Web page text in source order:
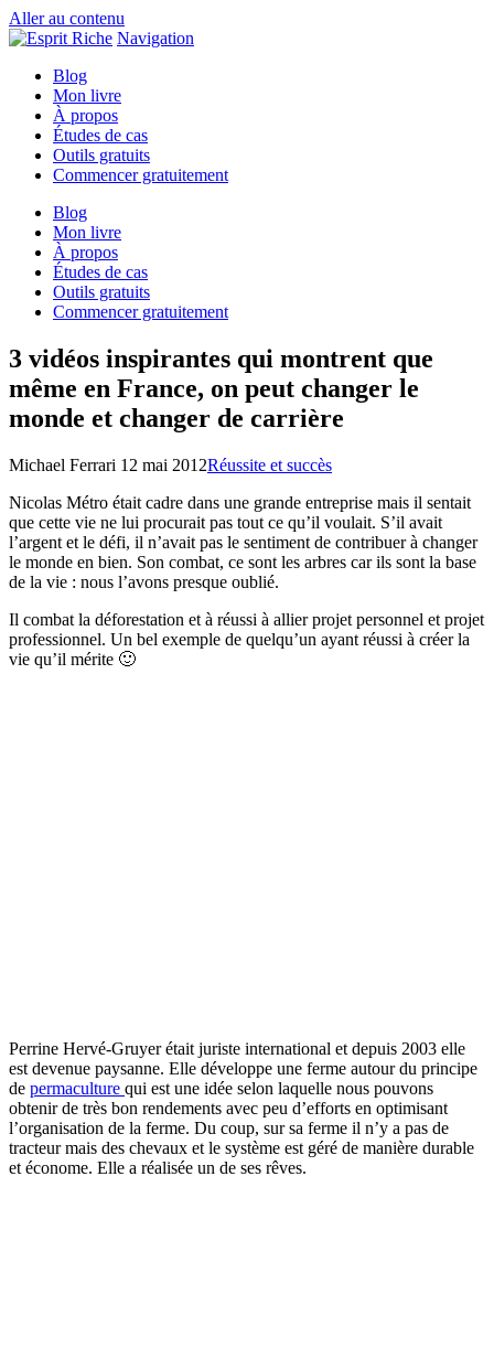
Aller au contenu
Navigation
Blog
Mon livre
À propos
Études de cas
Outils gratuits
Commencer gratuitement
Blog
Mon livre
À propos
Études de cas
Outils gratuits
Commencer gratuitement
3 vidéos inspirantes qui montrent que
même en France, on peut changer le
monde et changer de carrière
Michael Ferrari 12 mai 2012Réussite et succès
Nicolas Métro était cadre dans une grande entreprise mais il sentait
que cette vie ne lui procurait pas tout ce qu’il voulait. S’il avait
l’argent et le défi, il n’avait pas le sentiment de contribuer à changer
le monde en bien. Son combat, ce sont les arbres car ils sont la base
de la vie : nous l’avons presque oublié.
Il combat la déforestation et à réussi à allier projet personnel et projet
professionnel. Un bel exemple de quelqu’un ayant réussi à créer la
vie qu’il mérite 🙂
Perrine Hervé-Gruyer était juriste international et depuis 2003 elle
est devenue paysanne. Elle développe une ferme autour du principe
de permaculture qui est une idée selon laquelle nous pouvons
obtenir de très bon rendements avec peu d’efforts en optimisant
l’organisation de la ferme. Du coup, sur sa ferme il n’y a pas de
tracteur mais des chevaux et le système est géré de manière durable
et économe. Elle a réalisée un de ses rêves.